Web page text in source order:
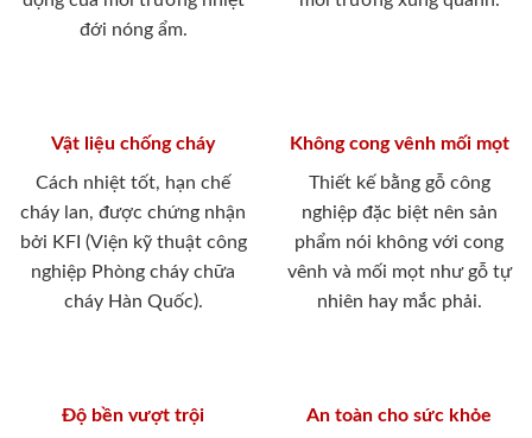
đới nóng ẩm.
Vật liệu chống cháy
Cách nhiệt tốt, hạn chế
cháy lan, được chứng nhận
bởi KFI (Viện kỹ thuật công
nghiệp Phòng cháy chữa
cháy Hàn Quốc).
Không cong vênh mối mọt
Thiết kế bằng gỗ công
nghiệp đặc biệt nên sản
phẩm nói không với cong
vênh và mối mọt như gỗ tự
nhiên hay mắc phải.
Độ bền vượt trội An toàn cho sức khỏe